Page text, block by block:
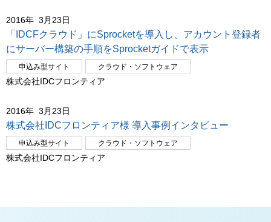
2016年 3月23日
「IDCFクラウド」にSprocketを導入し、アカウント登録者
にサーバー構築の手順をSprocketガイドで表示
申込み型サイト クラウド・ソフトウェア
株式会社IDCフロンティア
2016年 3月23日
株式会社IDCフロンティア様 導入事例インタビュー
申込み型サイト クラウド・ソフトウェア
株式会社IDCフロンティア